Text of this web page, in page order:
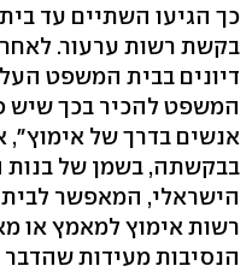
כך הגיעו השתיים עד
בקשת רשות ערעור.
דיונים בבית המשפט
המשפט להכיר בכך שיש
אנשים בדרך של
בבקשתה, בשמן של בנות
הישראלי, המאפשר
רשות אימוץ למאמץ או
הנסיבות מעידות